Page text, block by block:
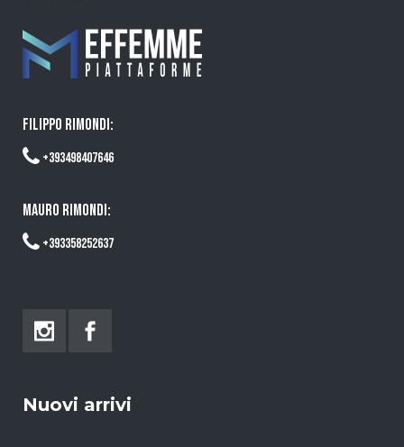
FILIPPO RIMONDI:
+393498407646
MAURO RIMONDI:
+393358252637
Nuovi arrivi